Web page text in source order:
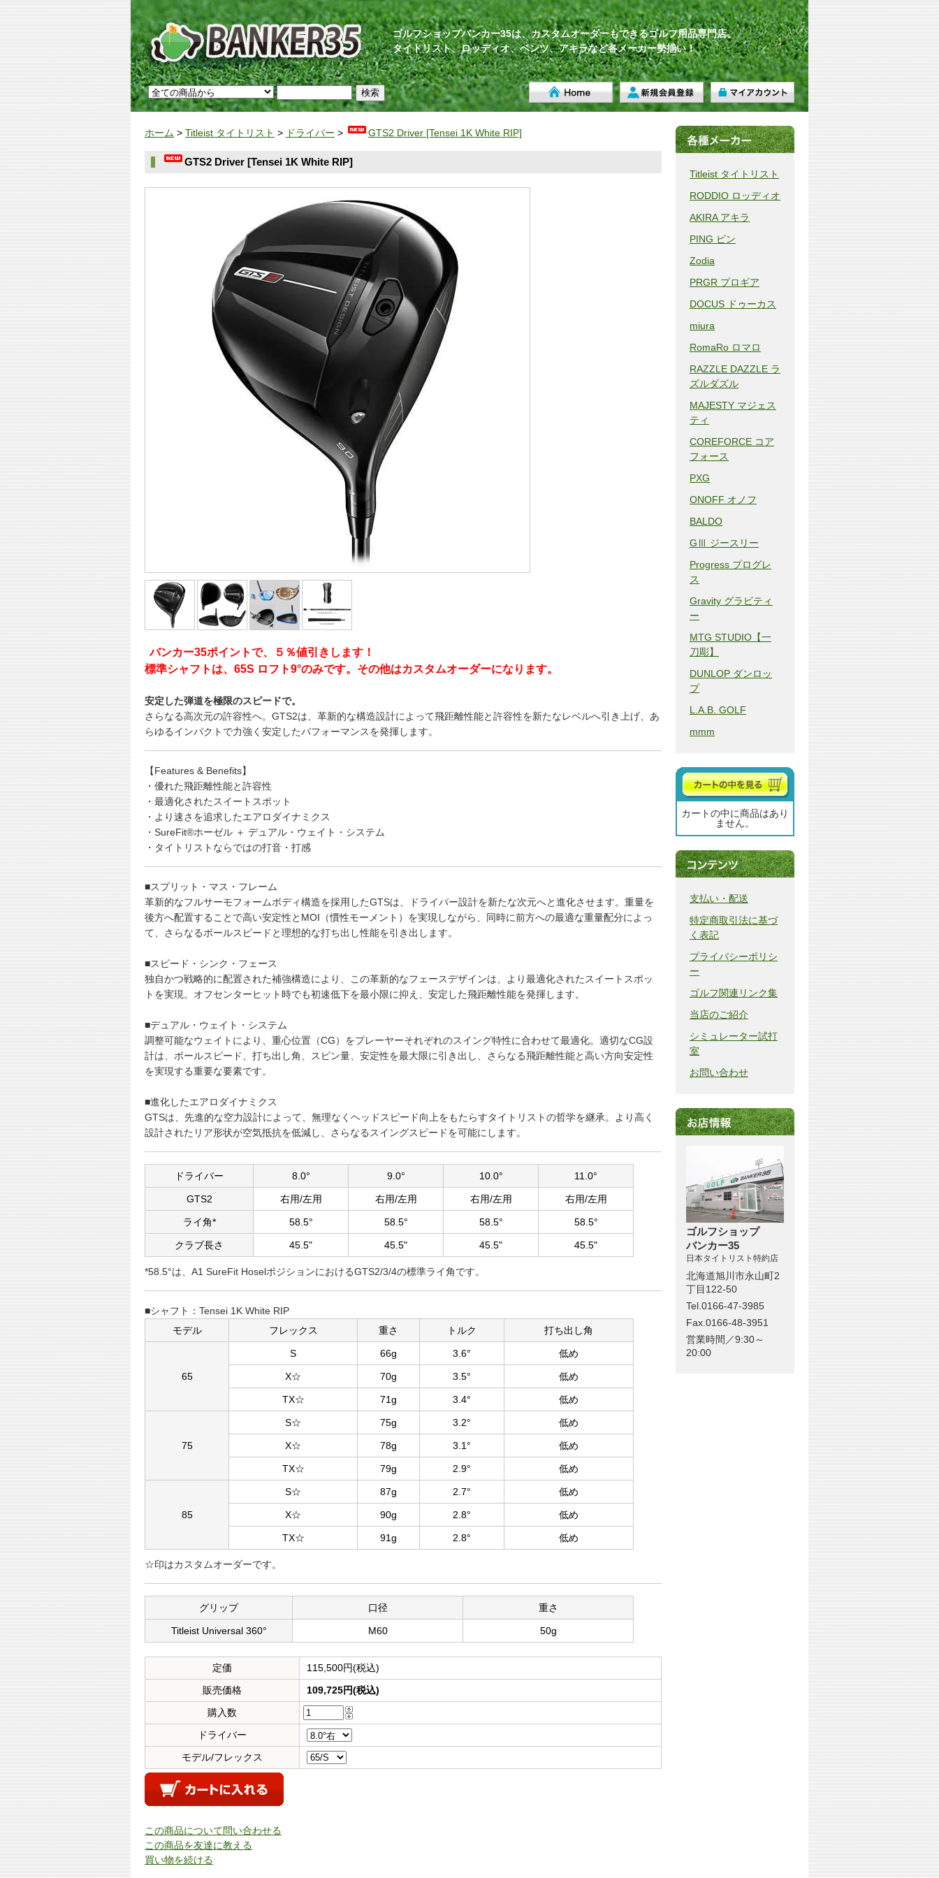
ゴルフショップバンカー35は、カスタムオーダーもできるゴルフ用品専門店。
タイトリスト、ロッディオ、ベンツ、アキラなど各メーカー勢揃い！
ホーム > Titleist タイトリスト > ドライバー > GTS2 Driver [Tensei 1K White RIP]
GTS2 Driver [Tensei 1K White RIP]
バンカー35ポイントで、５％値引きします！
標準シャフトは、65S ロフト9°のみです。その他はカスタムオーダーになります。
安定した弾道を極限のスピードで。
さらなる高次元の許容性へ。GTS2は、革新的な構造設計によって飛距離性能と許容性を新たなレベルへ引き上げ、あ
らゆるインパクトで力強く安定したパフォーマンスを発揮します。
【Features & Benefits】
・優れた飛距離性能と許容性
・最適化されたスイートスポット
・より速さを追求したエアロダイナミクス
・SureFit®ホーゼル ＋ デュアル・ウェイト・システム
・タイトリストならではの打音・打感
■スプリット・マス・フレーム
革新的なフルサーモフォームボディ構造を採用したGTSは、ドライバー設計を新たな次元へと進化させます。重量を
後方へ配置することで高い安定性とMOI（慣性モーメント）を実現しながら、同時に前方への最適な重量配分によっ
て、さらなるボールスピードと理想的な打ち出し性能を引き出します。
■スピード・シンク・フェース
独自かつ戦略的に配置された補強構造により、この革新的なフェースデザインは、より最適化されたスイートスポッ
トを実現。オフセンターヒット時でも初速低下を最小限に抑え、安定した飛距離性能を発揮します。
■デュアル・ウェイト・システム
調整可能なウェイトにより、重心位置（CG）をプレーヤーそれぞれのスイング特性に合わせて最適化。適切なCG設
計は、ボールスピード、打ち出し角、スピン量、安定性を最大限に引き出し、さらなる飛距離性能と高い方向安定性
を実現する重要な要素です。
■進化したエアロダイナミクス
GTSは、先進的な空力設計によって、無理なくヘッドスピード向上をもたらすタイトリストの哲学を継承。より高く
設計されたリア形状が空気抵抗を低減し、さらなるスイングスピードを可能にします。
ドライバー 8.0° 9.0° 10.0° 11.0°
GTS2 右用/左用 右用/左用 右用/左用 右用/左用
ライ角* 58.5° 58.5° 58.5° 58.5°
クラブ長さ 45.5" 45.5" 45.5" 45.5"
*58.5°は、A1 SureFit HoselポジションにおけるGTS2/3/4の標準ライ角です。
■シャフト：Tensei 1K White RIP
モデル
フレックス 重さ トルク 打ち出し角
65
S 66g 3.6° 低め
X☆ 70g 3.5° 低め
TX☆ 71g 3.4° 低め
75
S☆ 75g 3.2° 低め
X☆ 78g 3.1° 低め
TX☆ 79g 2.9° 低め
85
S☆ 87g 2.7° 低め
X☆ 90g 2.8° 低め
TX☆ 91g 2.8° 低め
☆印はカスタムオーダーです。
グリップ 口径 重さ
Titleist Universal 360° M60 50g
定価
115,500円(税込)
販売価格
109,725円(税込)
購入数
ドライバー
モデル/フレックス
この商品について問い合わせる
この商品を友達に教える
買い物を続ける
Titleist タイトリスト
RODDIO ロッディオ
AKIRA アキラ
PING ピン
Zodia
PRGR プロギア
DOCUS ドゥーカス
miura
RomaRo ロマロ
RAZZLE DAZZLE ラ
ズルダズル
MAJESTY マジェス
ティ
COREFORCE コア
フォース
PXG
ONOFF オノフ
BALDO
GⅢ ジースリー
Progress プログレ
ス
Gravity グラビティ
ー
MTG STUDIO【一
刀彫】
DUNLOP ダンロッ
プ
L.A.B. GOLF
mmm
カートの中に商品はあり
ません。
支払い・配送
特定商取引法に基づ
く表記
プライバシーポリシ
ー
ゴルフ関連リンク集
当店のご紹介
シミュレーター試打
室
お問い合わせ
ゴルフショップ
バンカー35
日本タイトリスト特約店
北海道旭川市永山町2
丁目122-50
Tel.0166-47-3985
Fax.0166-48-3951
営業時間／9:30～
20:00